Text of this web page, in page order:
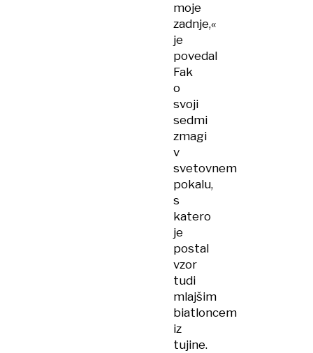
moje
zadnje,«
je
povedal
Fak
o
svoji
sedmi
zmagi
v
svetovnem
pokalu,
s
katero
je
postal
vzor
tudi
mlajšim
biatloncem
iz
tujine.